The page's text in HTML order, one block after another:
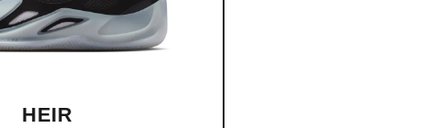
HEIR